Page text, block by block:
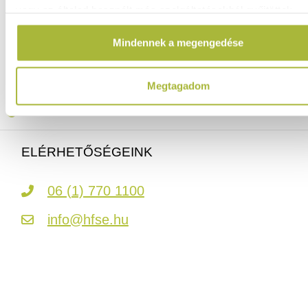
Mindennek a megengedése
Megtagadom
Ingyenes szállítás 25 000 Ft felett
Szállítás akár 1 munkanapon belül
ELÉRHETŐSÉGEINK
06 (1) 770 1100
info@hfse.hu